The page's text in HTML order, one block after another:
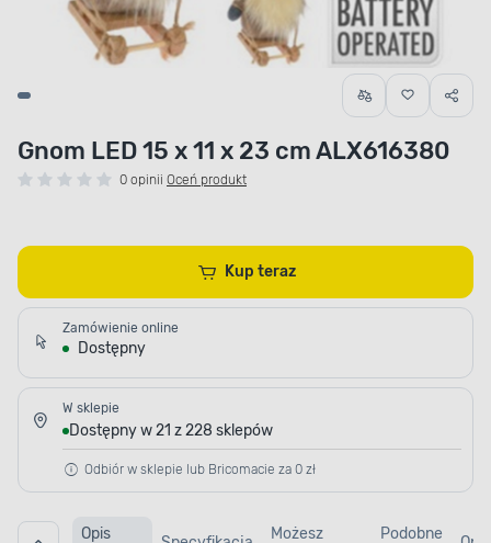
Gnom LED 15 x 11 x 23 cm ALX616380
0 opinii Oceń produkt
Kup teraz
Zamówienie online
Dostępny
W sklepie
Dostępny w 21 z 228 sklepów
Odbiór w sklepie lub Bricomacie za 0 zł
Opis
Możesz
Podobne